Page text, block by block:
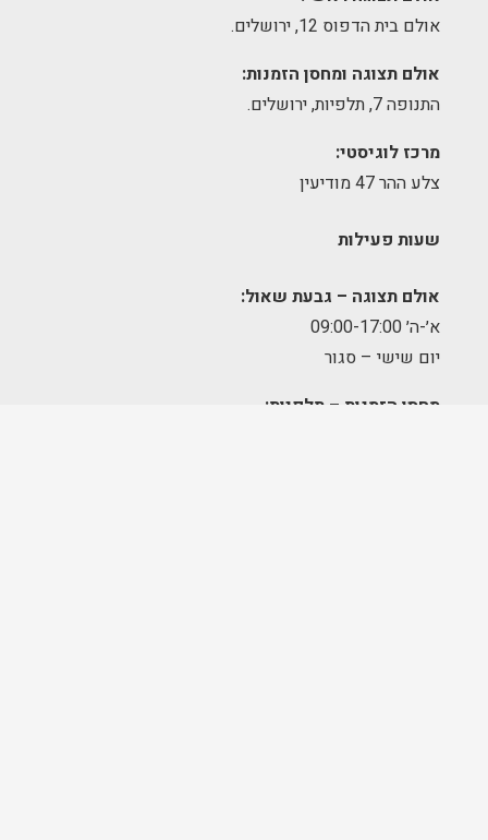
אולם בית הדפוס 12, ירושלים.
אולם תצוגה ומחסן הזמנות:
התנופה 7, תלפיות, ירושלים.
מרכז לוגיסטי:
צלע ההר 47 מודיעין
שעות פעילות
אולם תצוגה – גבעת שאול:
א׳-ה׳ 09:00-17:00
יום שישי – סגור
מחסן הזמנות – תלפיות: